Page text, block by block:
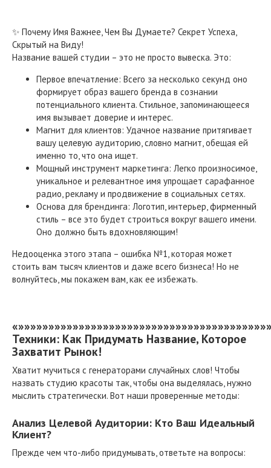
✨ Почему Имя Важнее, Чем Вы Думаете? Секрет Успеха,
Скрытый на Виду!
Название вашей студии – это не просто вывеска. Это:
Первое впечатление: Всего за несколько секунд оно
формирует образ вашего бренда в сознании
потенциального клиента. Стильное, запоминающееся
имя вызывает доверие и интерес.
Магнит для клиентов: Удачное название притягивает
вашу целевую аудиторию, словно магнит, обещая ей
именно то, что она ищет.
Мощный инструмент маркетинга: Легко произносимое,
уникальное и релевантное имя упрощает сарафанное
радио, рекламу и продвижение в социальных сетях.
Основа для брендинга: Логотип, интерьер, фирменный
стиль – все это будет строиться вокруг вашего имени.
Оно должно быть вдохновляющим!
Недооценка этого этапа – ошибка №1, которая может
стоить вам тысяч клиентов и даже всего бизнеса! Но не
волнуйтесь, мы покажем вам, как ее избежать.
Техники: Как Придумать Название, Которое
Захватит Рынок!
Хватит мучиться с генераторами случайных слов! Чтобы
назвать студию красоты так, чтобы она выделялась, нужно
мыслить стратегически. Вот наши проверенные методы:
Анализ Целевой Аудитории: Кто Ваш Идеальный
Клиент?
Прежде чем что-либо придумывать, ответьте на вопросы: